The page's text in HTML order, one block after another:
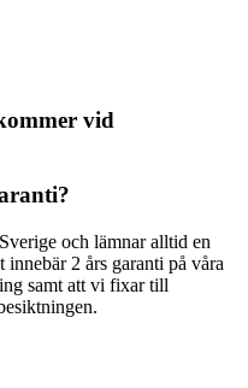
vid
och lämnar alltid en
2 års garanti på våra
samt att vi fixar till